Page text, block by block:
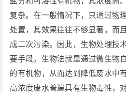
复杂。在一般情况下，只通过物
处置，其效果往往不够显著，而
成二次污染。因此，生物处理技
要手段。生物法就是通过微生物
的有机物，从而达到降低废水中
高浓度废水普遍具有生物毒性，